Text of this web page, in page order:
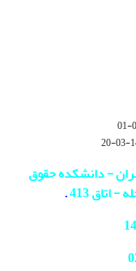
- دانشکده حقوق
.